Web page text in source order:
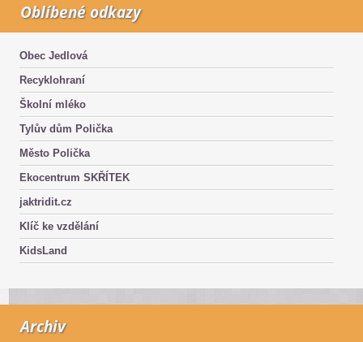
Oblíbené odkazy
Obec Jedlová
Recyklohraní
Školní mléko
Tylův dům Polička
Město Polička
Ekocentrum SKŘÍTEK
jaktridit.cz
Klíč ke vzdělání
KidsLand
Archiv